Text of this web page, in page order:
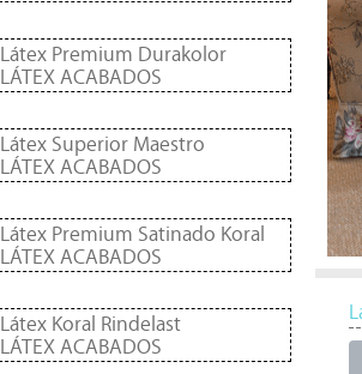
Látex Premium Durakolor
LÁTEX ACABADOS
Látex Superior Maestro
LÁTEX ACABADOS
Látex Premium Satinado Koral
LÁTEX ACABADOS
Látex Koral Rindelast
LÁTEX ACABADOS